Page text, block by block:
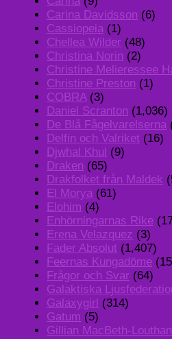
Carina Davidsson (6)
Cassiopeia (1)
Chellea Wilder (48)
Christina Norin (2)
Christine Melieressee
Christine Preston (1)
COBRA(3)
Daniel Scranton (1,036)
De Blå Fågelvarelserna
Delfin och Valriket (16)
Djwhal Khul (9)
Draken (65)
Drakfolket från Maldek
El Morya (61)
Elohim (4)
Enhörningarnas Rike
Erena Velazquez (3)
Fader Absolut (1,407)
Feernas Kungadöme
Frågor och Svar (64)
Galaktiska
Galaxygirl (314)
Gatum (5)
Gillian MacBeth-Louthan